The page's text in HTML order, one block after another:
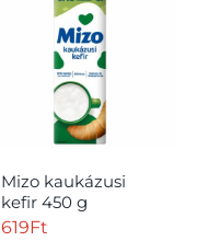
Mizo kaukázusi
kefir 450 g
619Ft